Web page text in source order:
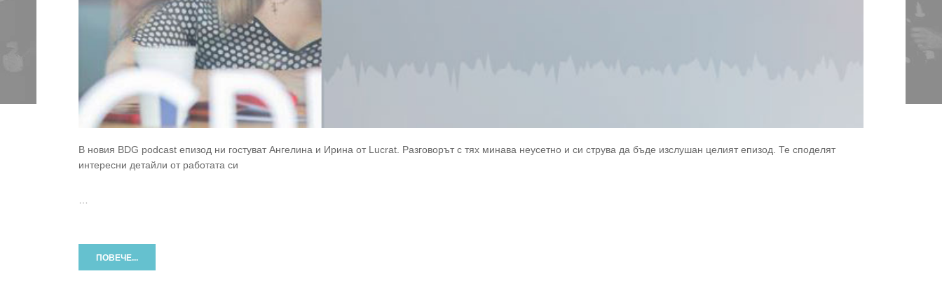
В новия BDG podcast епизод ни гостуват Ангелина и Ирина от Lucrat. Разговорът с тях минава неусетно и си струва да бъде изслушан целият епизод. Те споделят
интересни детайли от работата си
…
ПОВЕЧЕ...